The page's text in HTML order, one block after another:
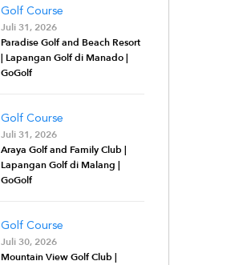
Golf Course
Juli 31, 2026
Paradise Golf and Beach Resort
| Lapangan Golf di Manado |
GoGolf
Golf Course
Juli 31, 2026
Araya Golf and Family Club |
Lapangan Golf di Malang |
GoGolf
Golf Course
Juli 30, 2026
Mountain View Golf Club |